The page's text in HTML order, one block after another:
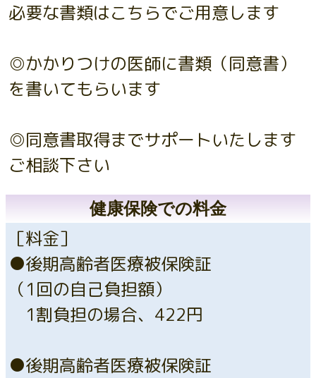
必要な書類はこちらでご用意します
◎かかりつけの医師に書類（同意書）
を書いてもらいます
◎同意書取得までサポートいたします
ご相談下さい
健康保険での料金
［料金］
●後期高齢者医療被保険証
（1回の自己負担額）
1割負担の場合、422円
●後期高齢者医療被保険証